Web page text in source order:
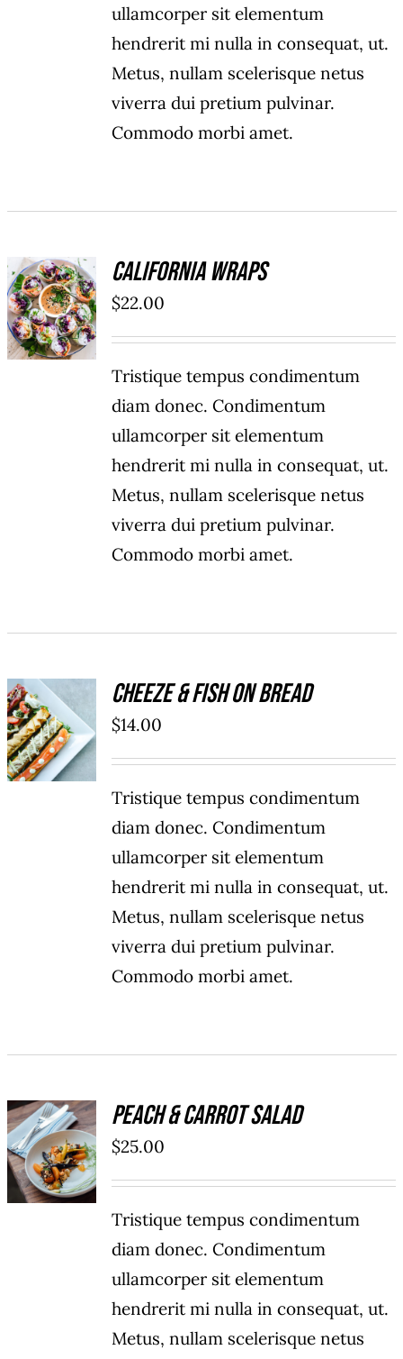
ullamcorper sit elementum
hendrerit mi nulla in consequat, ut.
Metus, nullam scelerisque netus
viverra dui pretium pulvinar.
Commodo morbi amet.
ADD TO
CART
/
DÉTAILS
California Wraps
$22.00
Tristique tempus condimentum
diam donec. Condimentum
ullamcorper sit elementum
hendrerit mi nulla in consequat, ut.
Metus, nullam scelerisque netus
viverra dui pretium pulvinar.
Commodo morbi amet.
ADD TO
CART
/
DÉTAILS
Cheeze & Fish On Bread
$14.00
Tristique tempus condimentum
diam donec. Condimentum
ullamcorper sit elementum
hendrerit mi nulla in consequat, ut.
Metus, nullam scelerisque netus
viverra dui pretium pulvinar.
Commodo morbi amet.
ADD TO
CART
/
DÉTAILS
Peach & Carrot Salad
$25.00
Tristique tempus condimentum
diam donec. Condimentum
ullamcorper sit elementum
hendrerit mi nulla in consequat, ut.
Metus, nullam scelerisque netus